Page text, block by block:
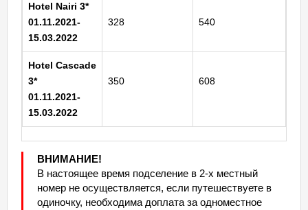
Hotel Nairi 3*
01.11.2021-
15.03.2022
328 540
Hotel Cascade
3*
01.11.2021-
15.03.2022
350 608
ВНИМАНИЕ!
В настоящее время подселение в 2-х местный
номер не осуществляется, если путешествуете в
одиночку, необходима доплата за одноместное